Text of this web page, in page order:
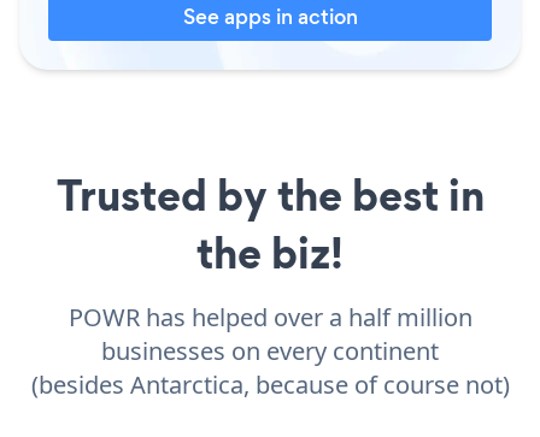
See apps in action
Trusted by the best in
the biz!
POWR has helped over a half million
businesses on every continent
(besides Antarctica, because of course not)